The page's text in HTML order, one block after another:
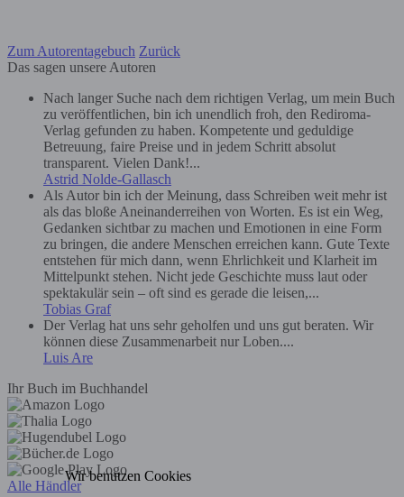
Zum Autorentagebuch Zurück
Das sagen unsere Autoren
Nach langer Suche nach dem richtigen Verlag, um mein Buch
zu veröffentlichen, bin ich unendlich froh, den Rediroma-
Verlag gefunden zu haben. Kompetente und geduldige
Betreuung, faire Preise und in jedem Schritt absolut
transparent. Vielen Dank!...
Astrid Nolde-Gallasch
Als Autor bin ich der Meinung, dass Schreiben weit mehr ist
als das bloße Aneinanderreihen von Worten. Es ist ein Weg,
Gedanken sichtbar zu machen und Emotionen in eine Form
zu bringen, die andere Menschen erreichen kann. Gute Texte
entstehen für mich dann, wenn Ehrlichkeit und Klarheit im
Mittelpunkt stehen. Nicht jede Geschichte muss laut oder
spektakulär sein – oft sind es gerade die leisen,...
Tobias Graf
Der Verlag hat uns sehr geholfen und uns gut beraten. Wir
können diese Zusammenarbeit nur Loben....
Luis Are
Ihr Buch im Buchhandel
Alle Händler
Wir benutzen Cookies